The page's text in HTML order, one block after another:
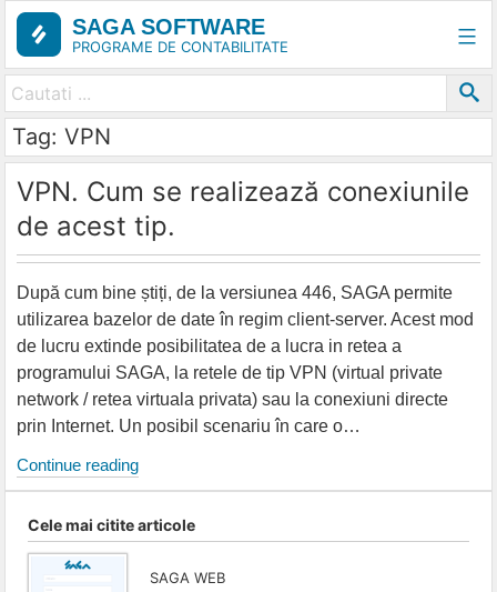
Skip
content
SAGA SOFTWARE
PROGRAME DE CONTABILITATE
Tag: VPN
VPN. Cum se realizează conexiunile
de acest tip.
După cum bine știți, de la versiunea 446, SAGA permite
utilizarea bazelor de date în regim client-server. Acest mod
de lucru extinde posibilitatea de a lucra in retea a
programului SAGA, la retele de tip VPN (virtual private
network / retea virtuala privata) sau la conexiuni directe
prin Internet. Un posibil scenariu în care o…
Continue readingVPN.
Cum
se
realizează
conexiunile
Cele mai citite articole
SAGA WEB